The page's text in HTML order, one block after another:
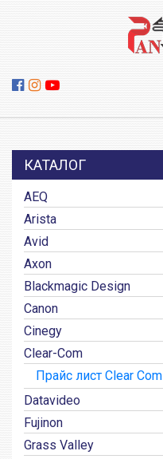
КАТАЛОГ
AEQ
Arista
Avid
Axon
Blackmagic Design
Canon
Cinegy
Clear-Com
Прайс лист Clear Com
Datavideo
Fujinon
Grass Valley